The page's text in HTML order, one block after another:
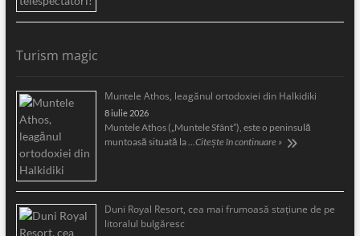
Turism magic
Muntele Athos, leagănul ortodoxiei din Halkidiki
8 iulie 2026
Muntele Athos („Muntele Sfânt”), este o peninsulă
muntoasă situată la … Citește în continuare »
Duni Royal Resort, cea mai frumoasă staţiune de pe
litoralul bulgăresc